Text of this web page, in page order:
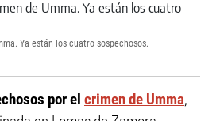
Ya están los cuatro sospechosos.
por el crimen de Umma,